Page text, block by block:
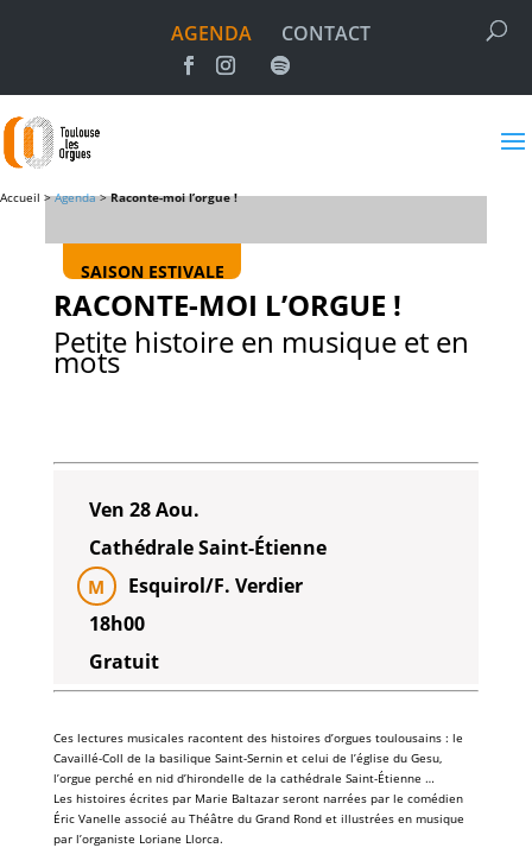
AGENDA CONTACT
Accueil >Agenda>Raconte-moi l’orgue !
SAISON ESTIVALE
RACONTE-MOI L’ORGUE !
Petite histoire en musique et en
mots
Ven 28 Aou.
Cathédrale Saint-Étienne
M
Esquirol/F. Verdier
18h00
Gratuit
Ces lectures musicalesracontent des histoires d’orguestoulousains : le
Cavaillé-Coll de la basilique Saint-Serninet celui de l’église du Gesu,
l’orgue perché en nid d’hirondelle de la cathédrale Saint-Étienne …
Les histoires écrites par Marie Baltazarseront narrées par le comédien
Éric Vanelle associé au Théâtre du Grand Rondet illustrées en musique
par l’organiste Loriane Llorca.